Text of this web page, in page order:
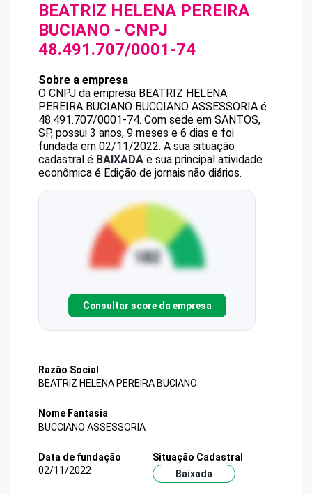
BEATRIZ HELENA PEREIRA
BUCIANO - CNPJ
48.491.707/0001-74
Sobre a empresa
O CNPJ da empresa BEATRIZ HELENA
PEREIRA BUCIANO BUCCIANO ASSESSORIA é
48.491.707/0001-74. Com sede em SANTOS,
SP, possui 3 anos, 9 meses e 6 dias e foi
fundada em 02/11/2022. A sua situação
cadastral é BAIXADA e sua principal atividade
econômica é Edição de jornais não diários.
Consultar score da empresa
Razão Social
BEATRIZ HELENA PEREIRA BUCIANO
Nome Fantasia
BUCCIANO ASSESSORIA
Data de fundação
02/11/2022
Situação Cadastral
Baixada